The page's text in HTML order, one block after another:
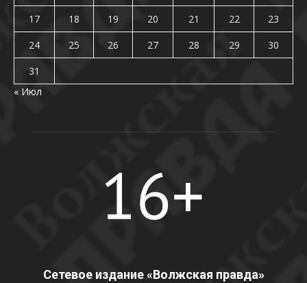
17
18 19 20 21 22
23
24
25 26 27 28 29
30
31
« Июл
Сетевое издание «Волжская правда»